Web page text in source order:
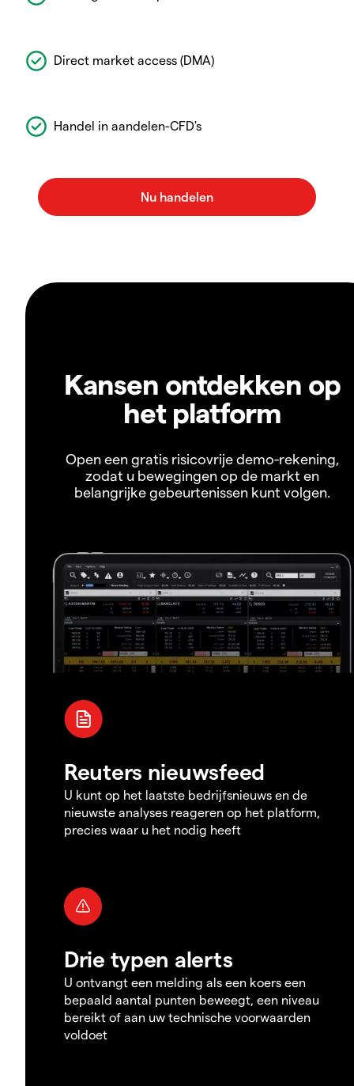
Direct market access (DMA)
Handel in aandelen-CFD's
Kansen ontdekken op
het platform
Open een gratis risicovrije demo-rekening,
zodat u bewegingen op de markt en
belangrijke gebeurtenissen kunt volgen.
Reuters nieuwsfeed
U kunt op het laatste bedrijfsnieuws en de
nieuwste analyses reageren op het platform,
precies waar u het nodig heeft
Drie typen alerts
U ontvangt een melding als een koers een
bepaald aantal punten beweegt, een niveau
bereikt of aan uw technische voorwaarden
voldoet